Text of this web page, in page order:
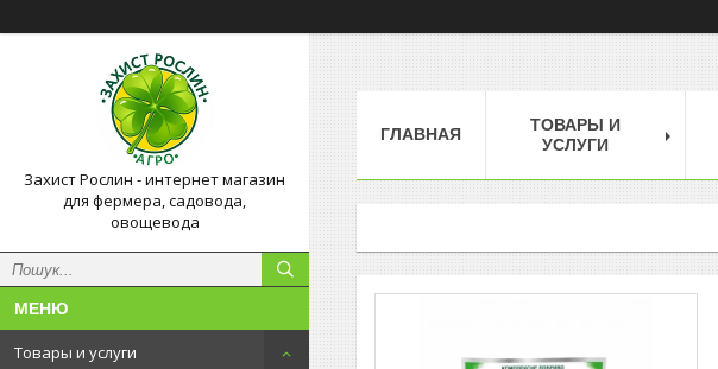
Захист Рослин - интернет магазин
для фермера, садовода,
овощевода
Товары и услуги
ГЛАВНАЯ
ТОВАРЫ И
УСЛУГИ